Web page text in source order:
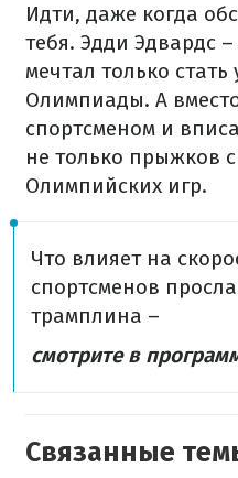
Идти, даже когда
тебя. Эдди Эдвардс
мечтал только стать
Олимпиады. А
спортсменом и
не только прыжков
Олимпийских игр.
Что влияет на
спортсменов
трамплина –
смотрите в
Связанные